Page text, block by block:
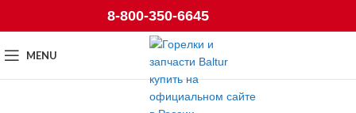
8-800-350-6645
MENU